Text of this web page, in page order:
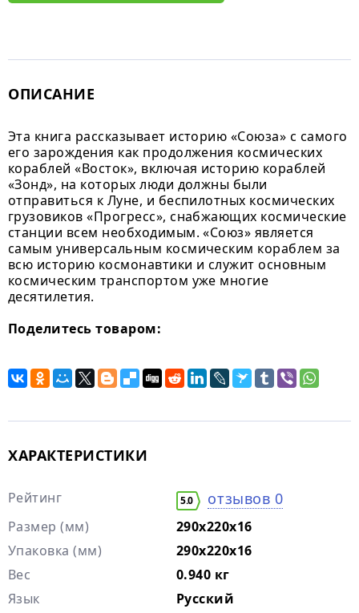
ОПИСАНИЕ
Эта книга рассказывает историю «Союза» с самого
его зарождения как продолжения космических
кораблей «Восток», включая историю кораблей
«Зонд», на которых люди должны были
отправиться к Луне, и беспилотных космических
грузовиков «Прогресс», снабжающих космические
станции всем необходимым. «Союз» является
самым универсальным космическим кораблем за
всю историю космонавтики и служит основным
космическим транспортом уже многие
десятилетия.
Поделитесь товаром:
ХАРАКТЕРИСТИКИ
Рейтинг 5.0 отзывов 0
Размер (мм)
290x220x16
Упаковка (мм)
290x220x16
Вес
0.940 кг
Язык
Русский